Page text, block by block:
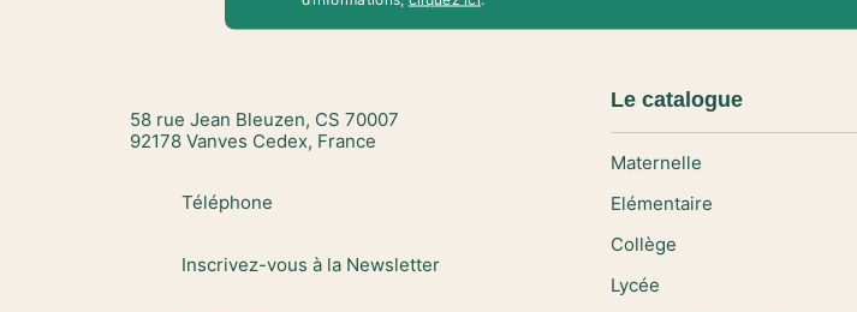
58 rue Jean Bleuzen, CS 70007
92178 Vanves Cedex, France
Téléphone
Inscrivez-vous à la Newsletter
Le catalogue
Maternelle
Elémentaire
Collège
Lycée